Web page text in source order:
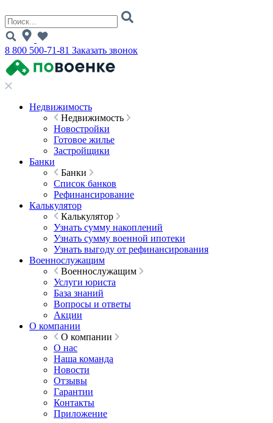
8 800 500-71-81 Заказать звонок
Недвижимость
Недвижимость
Новостройки
Готовое жилье
Застройщики
Банки
Банки
Список банков
Рефинансирование
Калькулятор
Калькулятор
Узнать сумму накоплений
Узнать сумму военной ипотеки
Узнать выгоду от рефинансирования
Военнослужащим
Военнослужащим
Услуги юриста
База знаний
Вопросы и ответы
Акции
О компании
О компании
О нас
Наша команда
Новости
Отзывы
Гарантии
Контакты
Приложение